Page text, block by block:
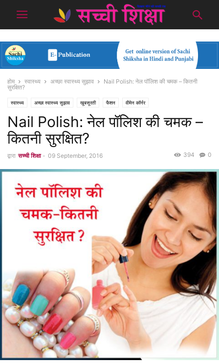
होम स्वास्थ्य अच्छा स्वास्थ्य सुझाव
Nail Polish: नेल पॉलिश की चमक – कितनी
सुरक्षित?
स्वास्थ्य अच्छा स्वास्थ्य सुझाव खूबसूरती फैशन वीमेन कॉर्नर
Nail Polish: नेल पॉलिश की चमक –
कितनी सुरक्षित?
द्वारा सच्ची शिक्षा - 09 September, 2016 0
394